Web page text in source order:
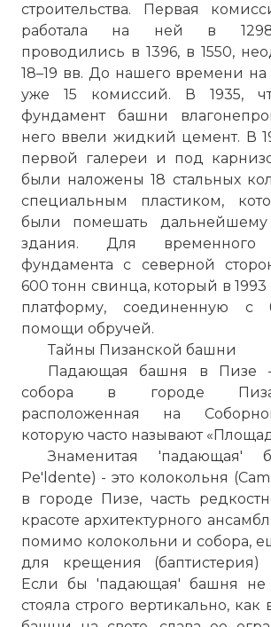
строительства. Первая
работала на ней в
проводились в 1396, в 1550,
18–19 вв. До нашего времени на
уже 15 комиссий. В 1935,
фундамент башни
него ввели жидкий цемент. В
первой галереи и под
были наложены 18 стальных
специальным пластиком,
были помешать
здания. Для временного
фундамента с северной
600 тонн свинца, который в
платформу, соединенную с
помощи обручей.
Тайны Пизанской башни
Падающая башня в Пизе –
собора в городе
расположенная на
которую часто называют
Знаменитая 'падающая'
Pe'ldente) - это колокольня
в городе Пизе, часть
красоте архитектурного
помимо колокольни и собора,
для крещения
Если бы 'падающая' башня не
стояла строго вертикально, как